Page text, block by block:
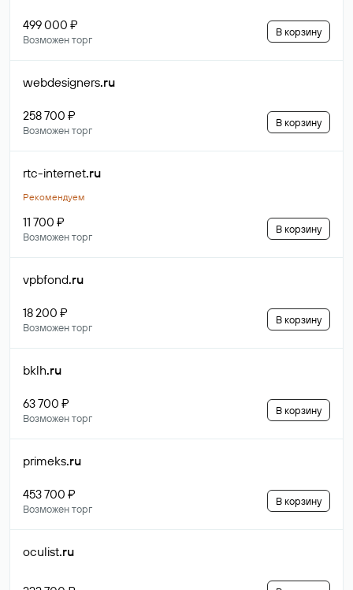
499 000 ₽
Возможен торг
В корзину
webdesigners.ru
258 700 ₽
Возможен торг
В корзину
rtc-internet.ru
Рекомендуем
11 700 ₽
Возможен торг
В корзину
vpbfond.ru
18 200 ₽
Возможен торг
В корзину
bklh.ru
63 700 ₽
Возможен торг
В корзину
primeks.ru
453 700 ₽
Возможен торг
В корзину
oculist.ru